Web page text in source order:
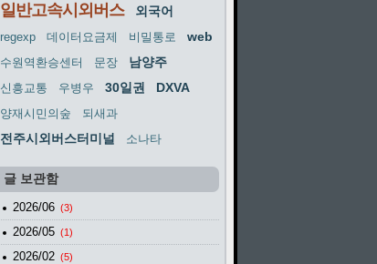
일반고속시외버스 외국어
regexp 데이터요금제 비밀통로 web
수원역환승센터 문장 남양주
신흥교통 우병우 30일권 DXVA
양재시민의숲 되새과
전주시외버스터미널 소나타
글 보관함
2026/06 (3)
2026/05 (1)
2026/02 (5)